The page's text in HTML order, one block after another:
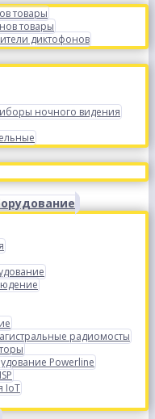
товары
товары
диктофонов
ночного видения
радиомосты
Powerline
IoT